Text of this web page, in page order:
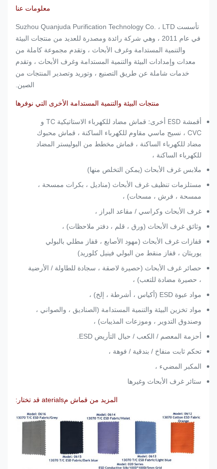
معلومات عنا
تأسست Suzhou Quanjuda Purification Technology Co. ، LTD
في عام 2011 ، وهي شركة رائدة ومصدرة للعديد من منتجات البيئة
والتنمية المستدامة وغرف الأبحاث ، وتقدم مجموعة كاملة من
معدات وإمدادات البيئة والتنمية المستدامة وغرف الأبحاث ، وتقدم
خدمات شاملة عن طريق التصنيع ، وتوريد وتصدير المنتجات من
الصين.
منتجات البيئة والتنمية المستدامة الأخرى التي نوفرها
أقمشة ESD أخرى: قماش مضاد للكهرباء الاستاتيكية TC و
CVC ، نسيج ماسي مقاوم للكهرباء الساكنة ، قماش محبوك
مضاد للكهرباء الساكنة ، قماش مخطط من البوليستر المضاد
للكهرباء الساكنة ،
ملابس غرف الأبحاث (يمكن التخلص منها)
مستلزمات تنظيف غرف الأبحاث (مناديل ، بكرات ممسحة ،
ممسحة ، فرش ، مسحات) ،
غرف الأبحاث وكراسي / مقاعد البراز ،
وثائق غرف الأبحاث (ورق ، قلم ، دفتر ملاحظات) ،
قفازات غرف الأبحاث (مهود الأصابع ، قفاز مطلي بالبولي
يوريثان ، قفاز منقط من البولي فينيل كلوريد)
حصائر غرف الأبحاث (حصيرة لاصقة ، سجادة للطاولة / الأرضية
، حصيرة مضادة للتعب) ،
مواد عبوة ESD (أكياس ، أشرطة ، إلخ) ،
مواد تخزين البيئة والتنمية المستدامة (الصناديق ، والصواني ،
وصندوق التدوير ، وموزعات المذيبات) ،
أحزمة المعصم / الكعب / حبال التأريض ESD.
تحكم ثابت منفاخ / بندقية / فوهة ،
المكبر المضيء ،
ستائر غرف الأبحاث وغيرها
المزيد من قماش مaterials قد تختار: